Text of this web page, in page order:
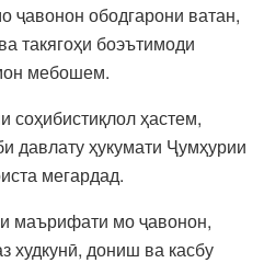
ободгарони ватан,
такягоҳи боэътимоди
мебошем.
соҳибистиқлол ҳастем,
давлату ҳукумати Ҷумҳурии
мегардад.
маърифати мо ҷавонон,
худкунӣ, дониш ва касбу